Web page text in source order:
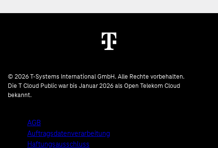
© 2026 T-Systems International GmbH. Alle Rechte vorbehalten.
Die T Cloud Public war bis Januar 2026 als Open Telekom Cloud
bekannt.
AGB
Auftragsdatenverarbeitung
Haftungsausschluss